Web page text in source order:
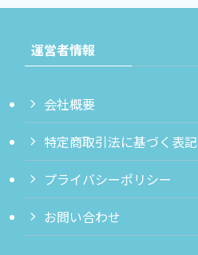
運営者情報
会社概要
特定商取引法に基づく表記
プライバシーポリシー
お問い合わせ